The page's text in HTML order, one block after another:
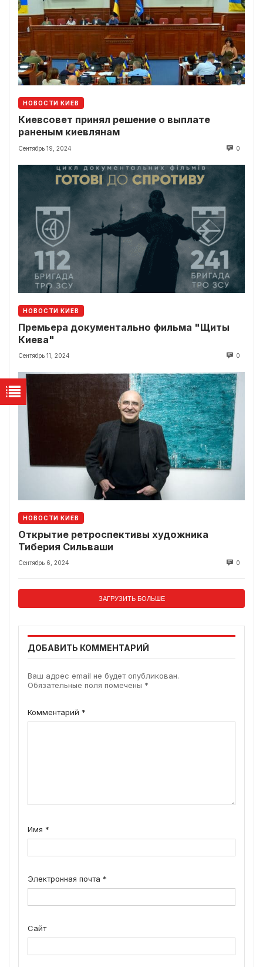
НОВОСТИ КИЕВ
Киевсовет принял решение о выплате
раненым киевлянам
Сентябрь 19, 2024 0
НОВОСТИ КИЕВ
Премьера документально фильма "Щиты
Киева"
Сентябрь 11, 2024 0
НОВОСТИ КИЕВ
Открытие ретроспективы художника
Тиберия Сильваши
Сентябрь 6, 2024 0
ЗАГРУЗИТЬ БОЛЬШЕ
ДОБАВИТЬ КОММЕНТАРИЙ
Ваш адрес email не будет опубликован.
Обязательные поля помечены *
Комментарий *
Имя *
Электронная почта *
Сайт